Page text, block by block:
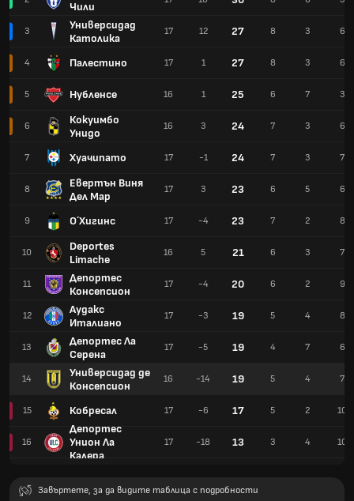
Чили
3
Универсидад
Католика
4 Палестино
5 Нубленсе
6
Кокуимбо
Унидо
7 Хуачипато
8
Евертън Виня
Дел Мар
9 О´Хигинс
10
Deportes
Limache
11
Депортес
Консепсион
12
Аудакс
Италиано
13
Депортес Ла
Серена
14
Универсидад де
Консепсион
15 Кобресал
16
Депортес
Унион Ла
Калера
17 12 27 8 3 6
17 1 27 8 3 6
16 1 25 6 7 3
16 3 24 7 3 6
17 -1 24 7 3 7
17 3 23 6 5 6
17 -4 23 7 2 8
16 5 21 6 3 7
17 -4 20 6 2 9
17 -3 19 5 4 8
17 -5 19 4 7 6
16 -14 19 5 4 7
17 -6 17 5 2 10
17 -18 13 3 4 10
Завъртете, за да видите таблица с подробности